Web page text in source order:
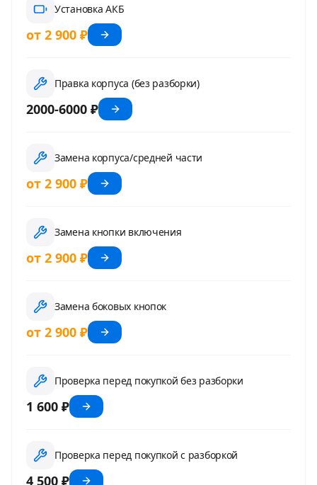
Установка АКБ
от 2 900 ₽
Правка корпуса (без разборки)
2000-6000 ₽
Замена корпуса/средней части
от 2 900 ₽
Замена кнопки включения
от 2 900 ₽
Замена боковых кнопок
от 2 900 ₽
Проверка перед покупкой без разборки
1 600 ₽
Проверка перед покупкой с разборкой
4 500 ₽